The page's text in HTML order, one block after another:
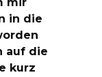
in die
auf die
kurz